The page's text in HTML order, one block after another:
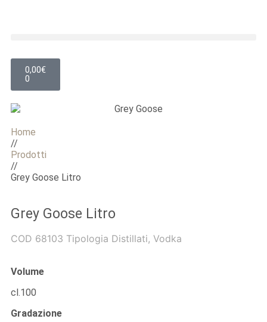
0,00€
0
Home
//
Prodotti
//
Grey Goose Litro
Grey Goose Litro
COD 68103 Tipologia Distillati, Vodka
Volume
cl.100
Gradazione